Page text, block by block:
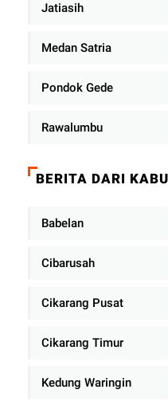
Jatiasih
Medan Satria
Pondok Gede
Rawalumbu
BERITA DARI
Babelan
Cibarusah
Cikarang Pusat
Cikarang Timur
Kedung Waringin